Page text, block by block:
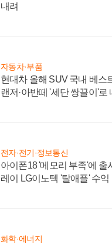
내려
자동차·부품
현대차 올해 SUV 국내 베스
랜저·아반떼 '세단 쌍끌이'로
전자·전기·정보통신
아이폰18 '메모리 부족'에
레이 LG이노텍 '탈애플' 수익
화학·에너지